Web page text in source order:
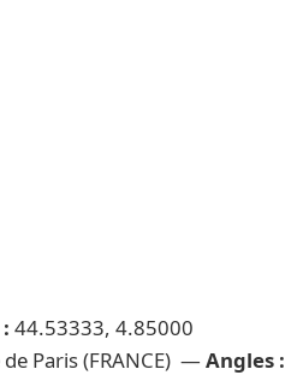
44.53333, 4.85000
Paris (FRANCE) — Angles :